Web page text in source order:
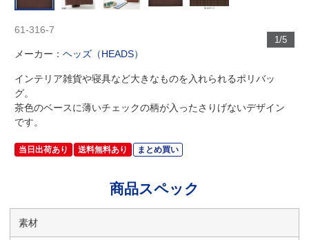
1/5
61-316-7
メーカー：ヘッズ（HEADS）
インテリア雑貨や寝具など大きなものを入れられるポリバッ
グ。
茶色のベースに薄いチェックの柄が入ったさりげないデザイン
です。
当日出荷あり 送料無料あり まとめ買い
商品スペック
素材